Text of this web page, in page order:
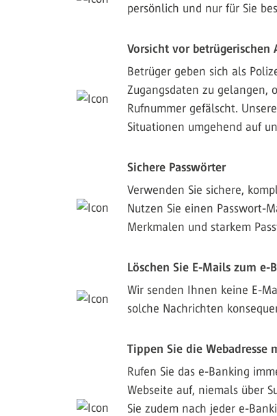
persönlich und nur für Sie
Vorsicht vor betrügerischen
Betrüger geben sich als
Zugangsdaten zu gelangen,
Rufnummer gefälscht.
Situationen umgehend auf
Sichere Passwörter
Verwenden Sie sichere,
Nutzen Sie einen Passwort-
Merkmalen und starkem
Löschen Sie E-Mails zum e-
Wir senden Ihnen keine E-
solche Nachrichten
Tippen Sie die Webadresse
Rufen Sie das e-Banking
Webseite auf, niemals über
Sie zudem nach jeder e-